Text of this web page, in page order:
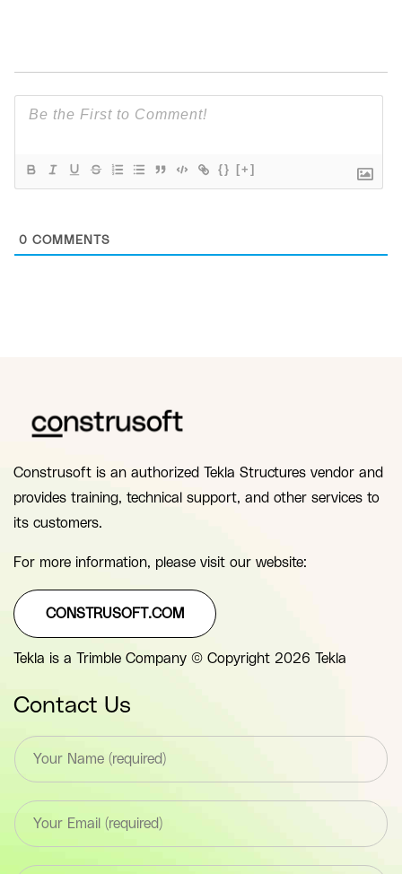
{} [+]
0 COMMENTS
Construsoft is an authorized Tekla Structures vendor and
provides training, technical support, and other services to
its customers.
For more information, please visit our website:
CONSTRUSOFT.COM
Tekla is a Trimble Company © Copyright 2026 Tekla
Contact Us
T
e
x
*
F
e
E
m
a